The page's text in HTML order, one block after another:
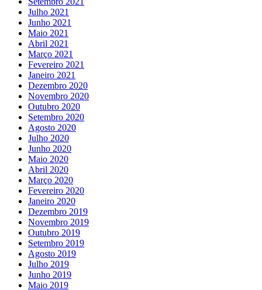
Julho 2021
Junho 2021
Maio 2021
Abril 2021
Março 2021
Fevereiro 2021
Janeiro 2021
Dezembro 2020
Novembro 2020
Outubro 2020
Setembro 2020
Agosto 2020
Julho 2020
Junho 2020
Maio 2020
Abril 2020
Março 2020
Fevereiro 2020
Janeiro 2020
Dezembro 2019
Novembro 2019
Outubro 2019
Setembro 2019
Agosto 2019
Julho 2019
Junho 2019
Maio 2019